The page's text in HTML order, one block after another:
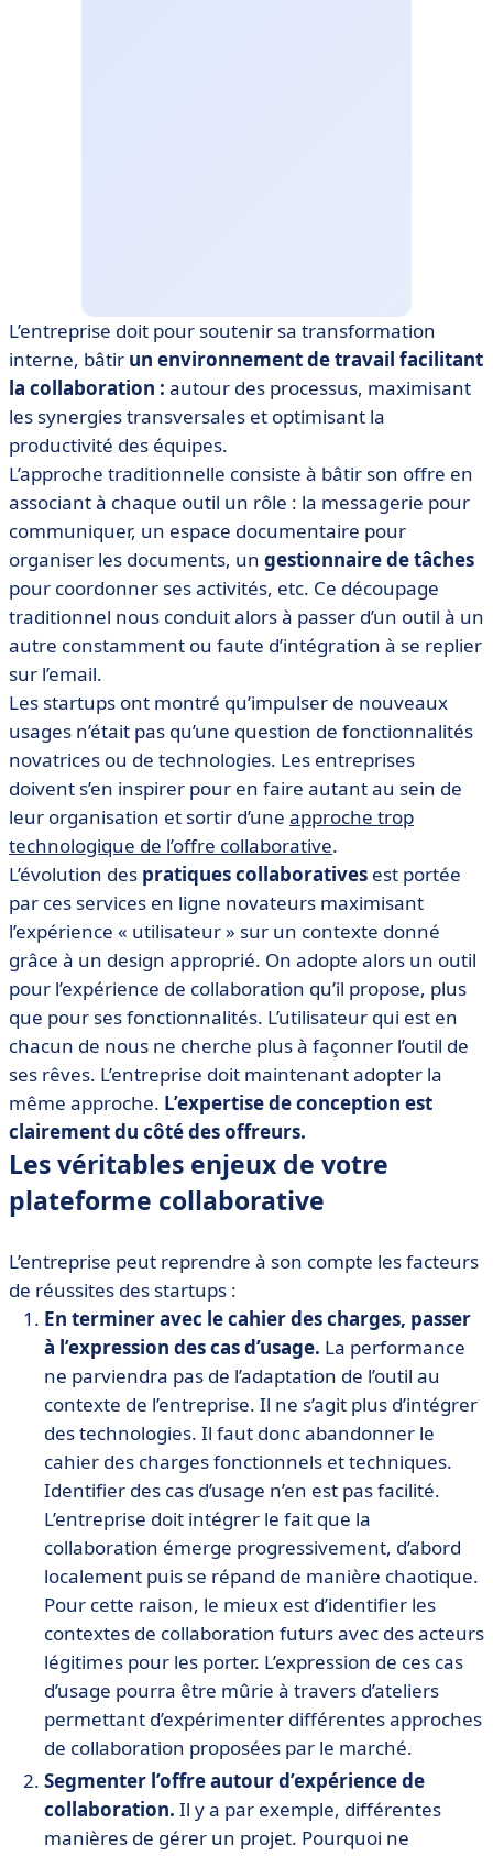
L’entreprise doit pour soutenir sa transformation
interne, bâtir un environnement de travail facilitant
la collaboration : autour des processus, maximisant
les synergies transversales et optimisant la
productivité des équipes.
L’approche traditionnelle consiste à bâtir son offre en
associant à chaque outil un rôle : la messagerie pour
communiquer, un espace documentaire pour
organiser les documents, un gestionnaire de tâches
pour coordonner ses activités, etc. Ce découpage
traditionnel nous conduit alors à passer d’un outil à un
autre constamment ou faute d’intégration à se replier
sur l’email.
Les startups ont montré qu’impulser de nouveaux
usages n’était pas qu’une question de fonctionnalités
novatrices ou de technologies. Les entreprises
doivent s’en inspirer pour en faire autant au sein de
leur organisation et sortir d’une approche trop
technologique de l’offre collaborative.
L’évolution des pratiques collaboratives est portée
par ces services en ligne novateurs maximisant
l’expérience « utilisateur » sur un contexte donné
grâce à un design approprié. On adopte alors un outil
pour l’expérience de collaboration qu’il propose, plus
que pour ses fonctionnalités. L’utilisateur qui est en
chacun de nous ne cherche plus à façonner l’outil de
ses rêves. L’entreprise doit maintenant adopter la
même approche. L’expertise de conception est
clairement du côté des offreurs.
Les véritables enjeux de votre
plateforme collaborative
L’entreprise peut reprendre à son compte les facteurs
de réussites des startups :
En terminer avec le cahier des charges, passer
à l’expression des cas d’usage. La performance
ne parviendra pas de l’adaptation de l’outil au
contexte de l’entreprise. Il ne s’agit plus d’intégrer
des technologies. Il faut donc abandonner le
cahier des charges fonctionnels et techniques.
Identifier des cas d’usage n’en est pas facilité.
L’entreprise doit intégrer le fait que la
collaboration émerge progressivement, d’abord
localement puis se répand de manière chaotique.
Pour cette raison, le mieux est d’identifier les
contextes de collaboration futurs avec des acteurs
légitimes pour les porter. L’expression de ces cas
d’usage pourra être mûrie à travers d’ateliers
permettant d’expérimenter différentes approches
de collaboration proposées par le marché.
Segmenter l’offre autour d’expérience de
collaboration. Il y a par exemple, différentes
manières de gérer un projet. Pourquoi ne